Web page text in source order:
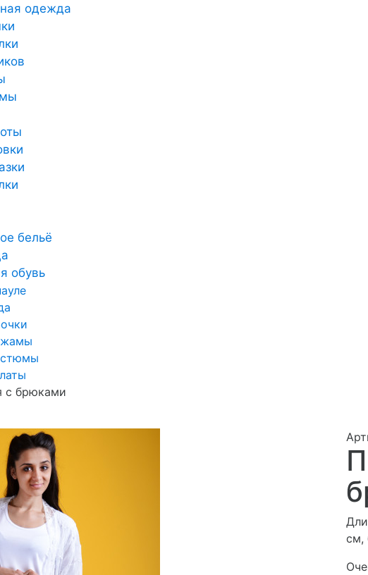
одежда
бельё
обувь
с брюками
см,